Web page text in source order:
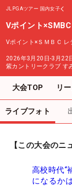
JLPGAツアー 国内女子
Vポイント
Vポイント×ＳＭＢＣ レ
2026年3月20日-3月22
紫カントリークラブ す
大会TOP リ
ライブフォト
【この大会のニ
高校時代“
になるか